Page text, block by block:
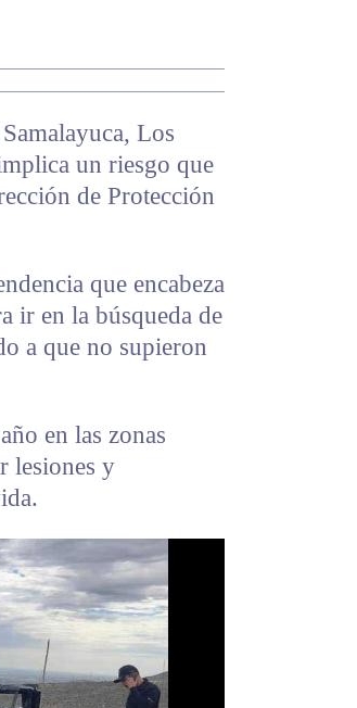
Los
un riesgo que
de Protección
que encabeza
ir en la búsqueda de
a que no supieron
en las zonas
lesiones y